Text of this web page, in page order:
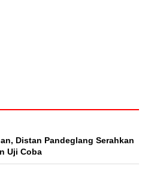
Distan Pandeglang Serahkan
Uji Coba